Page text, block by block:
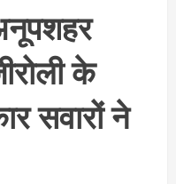
के
सवारों ने